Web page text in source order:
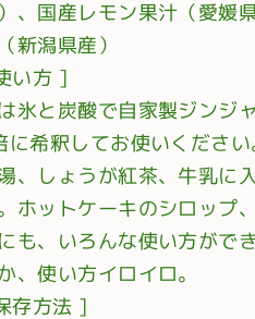
、国産レモン果汁（愛媛
新潟県産）
い方 ]
氷と炭酸で自家製ジンジ
に希釈してお使いくださ
、しょうが紅茶、牛乳に
ホットケーキのシロップ
も、いろんな使い方がで
、使い方イロイロ。
存方法 ]